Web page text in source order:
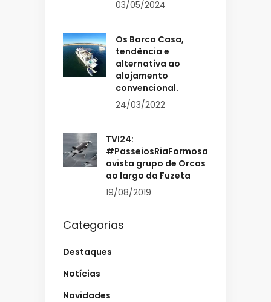
03/05/2024
Os Barco Casa,
tendência e
alternativa ao
alojamento
convencional.
24/03/2022
TVI24:
#PasseiosRiaFormosa
avista grupo de Orcas
ao largo da Fuzeta
19/08/2019
Categorias
Destaques
Notícias
Novidades